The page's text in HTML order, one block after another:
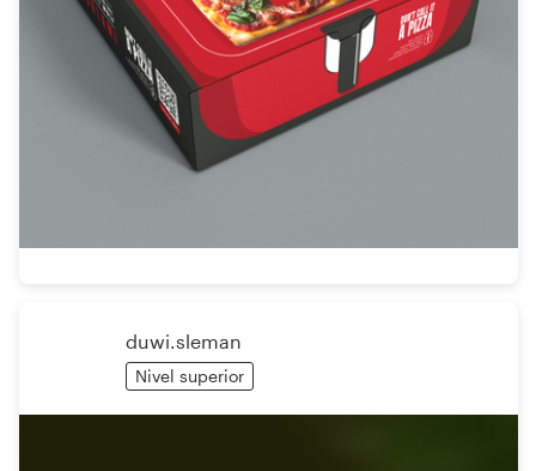
duwi.sleman
Nivel superior